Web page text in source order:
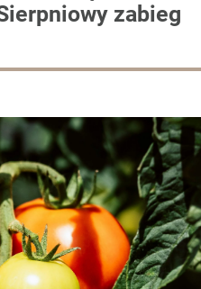
zabieg